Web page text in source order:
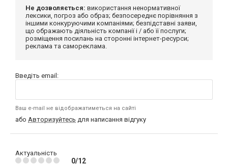
Не дозволяється: використання ненормативної
лексики, погроз або образ; безпосереднє порівняння з
іншими конкуруючими компаніями; безпідставні заяви,
що ображають діяльність компанії і / або її послуги;
розміщення посилань на сторонні інтернет-ресурси;
реклама та самореклама.
Введіть email:
Ваш e-mail не відображатиметься на сайті
або Авторизуйтесь для написання відгуку
Актуальність
0/12